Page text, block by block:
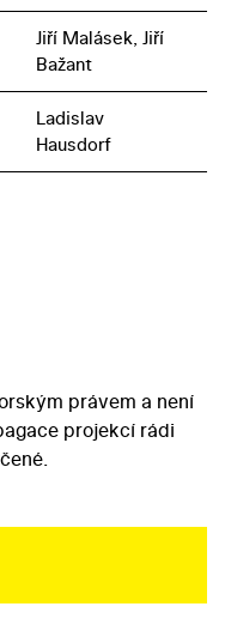
Jiří Malásek, Jiří
Bažant
Ladislav
Hausdorf
právem a není
projekcí rádi